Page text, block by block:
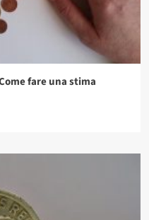
fare una stima